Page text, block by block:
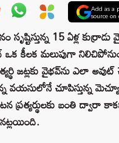
Add as a
source
15 ఏళ్ల
ఒక కీలక మలుపుగా
జట్లకు వైభవ్‌ను ఎలా
వయసులోనే చూపిస్తున్న
బంతి